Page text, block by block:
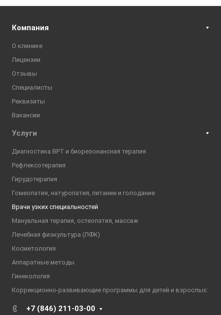
Компания
О клинике
Лицензии
Отзывы
Специалисты
Реквизиты
Вакансии
Услуги
Диагностика ВРТ и биорезонансная терапия
Рефлексотерапия
Гирудотерапия
Гомеопатия, натуропатия, питание и голодание
Врачи узких специальностей
Мануальная терапия, остеопатия, массаж
Лечебная физкультура (ЛФК)
Косметология
Аппаратные методы
Гинекология
Коррекционно-развивающие программы для детей и взрослых:
+7 (846) 211-03-00